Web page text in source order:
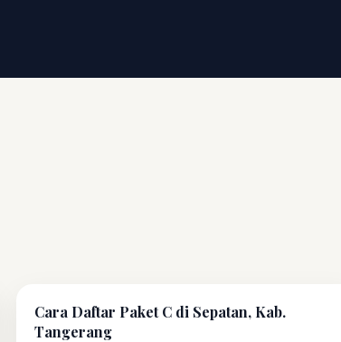
Cara Daftar Paket C di Sepatan, Kab.
Tangerang